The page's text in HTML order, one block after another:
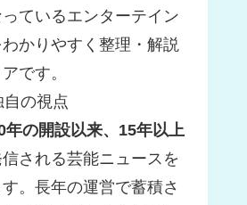
ているエンターテイン
かりやすく整理・解説
です。
の視点
年の開設以来、15年以上
される芸能ニュースを
。長年の運営で蓄積さ